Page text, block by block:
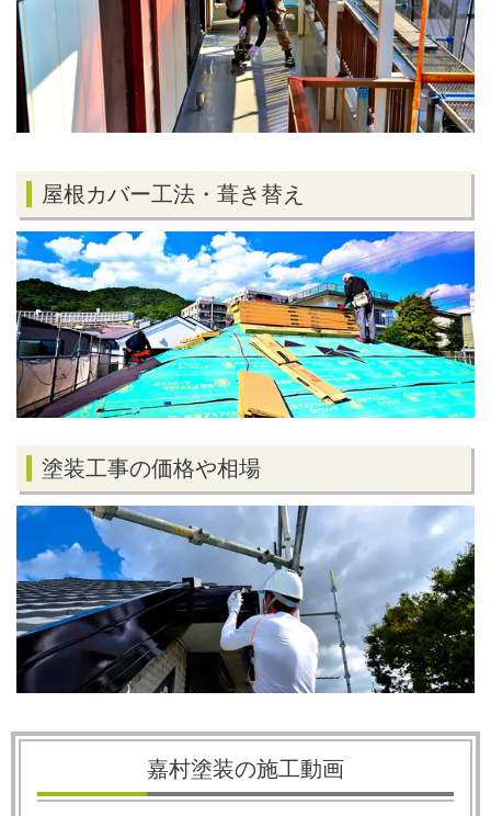
屋根カバー工法・葺き替え
塗装工事の価格や相場
嘉村塗装の施工動画